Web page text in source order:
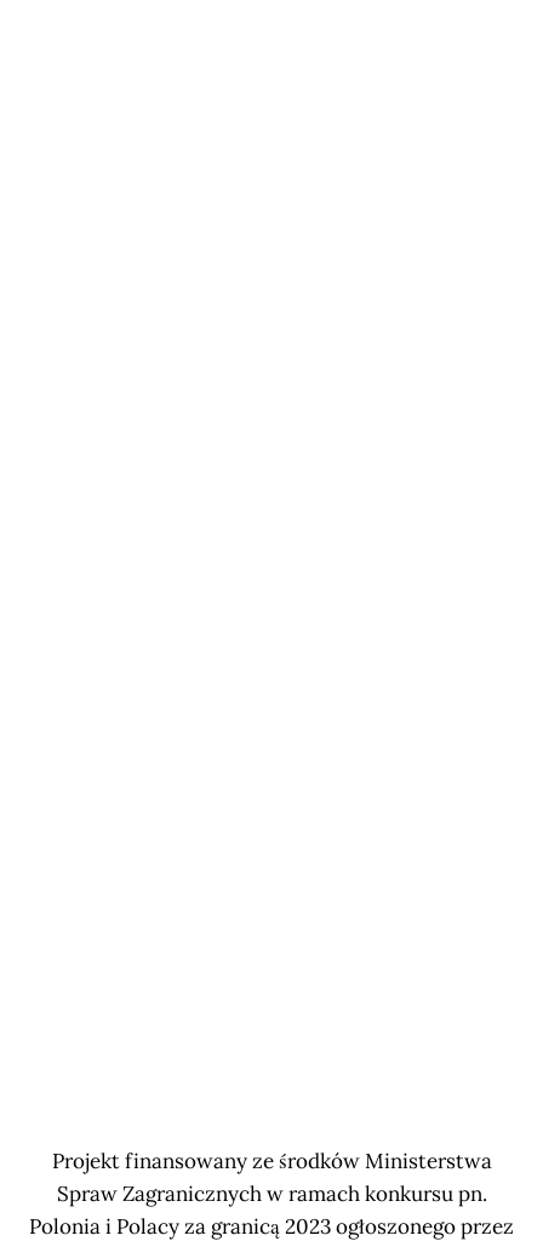
Projekt finansowany ze środków Ministerstwa
Spraw Zagranicznych w ramach konkursu pn.
Polonia i Polacy za granicą 2023 ogłoszonego przez